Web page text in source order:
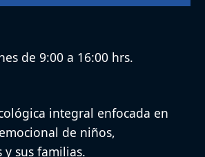
de 9:00 a 16:00 hrs.
integral enfocada en
de niños,
y sus familias.